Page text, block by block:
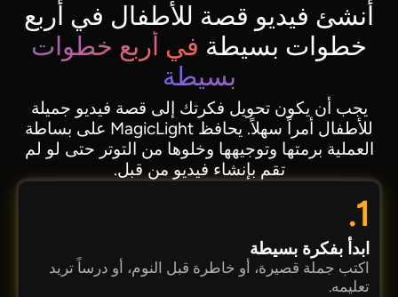
أنشئ فيديو قصة للأطفال في أربع
خطوات بسيطة في أربع خطوات
بسيطة
يجب أن يكون تحويل فكرتك إلى قصة فيديو جميلة
للأطفال أمراً سهلاً. يحافظ MagicLight على بساطة
العملية برمتها وتوجيهها وخلوها من التوتر حتى لو لم
تقم بإنشاء فيديو من قبل.
1.
ابدأ بفكرة بسيطة
اكتب جملة قصيرة، أو خاطرة قبل النوم، أو درساً تريد
تعليمه.